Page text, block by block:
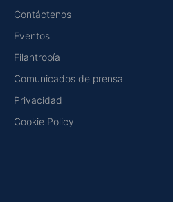
Contáctenos
Eventos
Filantropía
Comunicados de prensa
Privacidad
Cookie Policy